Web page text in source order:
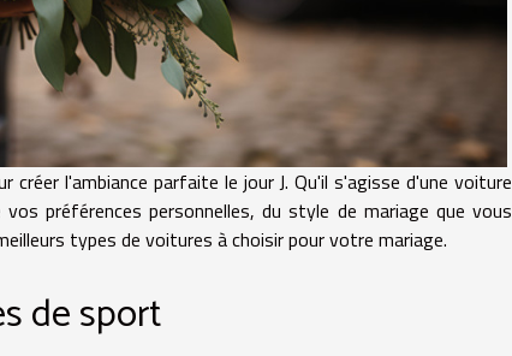
l'ambiance parfaite le jour J. Qu'il s'agisse d'une voiture
préférences personnelles, du style de mariage que vous
types de voitures à choisir pour votre mariage.
de sport